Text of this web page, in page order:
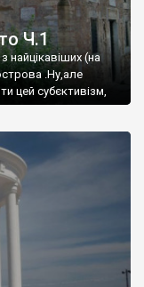
Ч.1
найцікавіших (на
.Ну,але
цей субєктивізм,